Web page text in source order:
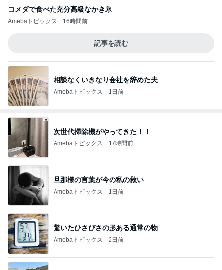
コメダで食べた充分高級なかき氷
Amebaトピックス 16時間前
記事を読む
相談なくいきなり会社を辞めた夫
Amebaトピックス 1日前
次世代掃除機がやってきた！！
Amebaトピックス 17時間前
旦那様の言葉が今の私の救い
Amebaトピックス 1日前
驚いたひさびさの形ある通常の物
Amebaトピックス 2日前